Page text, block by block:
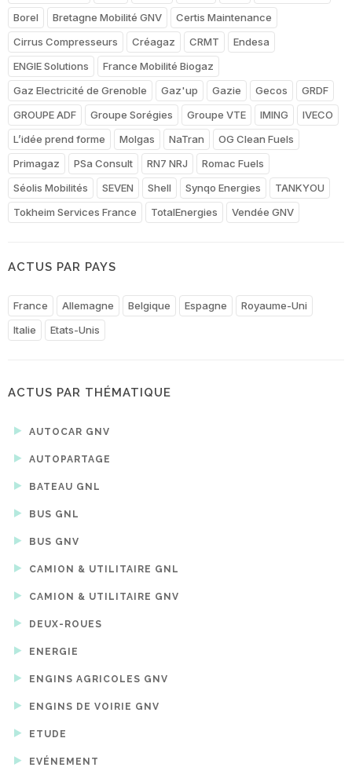
Borel
Bretagne Mobilité GNV
Certis Maintenance
Cirrus Compresseurs
Créagaz CRMT
Endesa
ENGIE Solutions
France Mobilité Biogaz
Gaz Electricité de Grenoble
Gaz'up Gazie Gecos
GRDF
GROUPE ADF
Groupe Sorégies Groupe VTE IMING
IVECO
L’idée prend forme
Molgas NaTran
OG Clean Fuels
Primagaz
PSa Consult RN7 NRJ
Romac Fuels
Séolis Mobilités
SEVEN Shell Synqo Energies
TANKYOU
Tokheim Services France
TotalEnergies Vendée GNV
ACTUS PAR PAYS
France Allemagne Belgique Espagne
Royaume-Uni
Italie
Etats-Unis
ACTUS PAR THÉMATIQUE
AUTOCAR GNV
AUTOPARTAGE
BATEAU GNL
BUS GNL
BUS GNV
CAMION & UTILITAIRE GNL
CAMION & UTILITAIRE GNV
DEUX-ROUES
ENERGIE
ENGINS AGRICOLES GNV
ENGINS DE VOIRIE GNV
ETUDE
EVÉNEMENT